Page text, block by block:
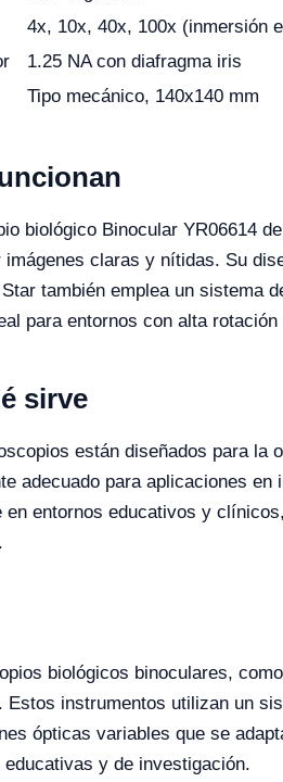
4x, 10x, 40x, 100x (inmersión
1.25 NA con diafragma iris
Tipo mecánico, 140x140 mm
biológico Binocular YR06614
imágenes claras y nítidas. Su
también emplea un sistema
para entornos con alta rotación
sirve
están diseñados para la
adecuado para aplicaciones
en entornos educativos y
biológicos binoculares,
Estos instrumentos utilizan un
ópticas variables que se
y de investigación.